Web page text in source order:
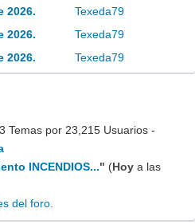
2026.
Texeda79
2026.
Texeda79
2026.
Texeda79
Temas por 23,215 Usuarios -
INCENDIOS..." (Hoy a las
del foro.